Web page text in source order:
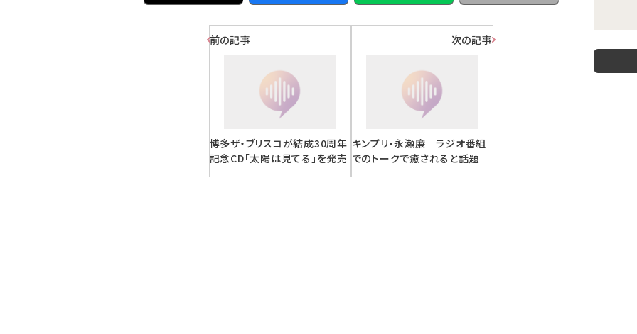
前の記事
博多ザ・ブリスコが結成30周年
記念CD「太陽は見てる」を発売
次の記事
キンプリ・永瀬廉 ラジオ番組
でのトークで癒されると話題